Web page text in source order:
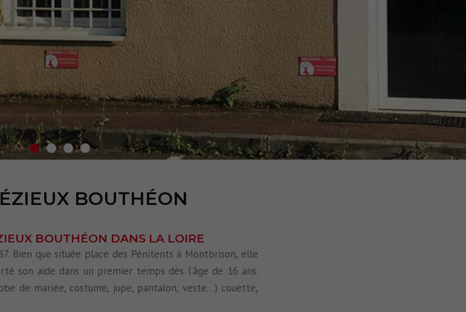
BOUTHÉON
BOUTHÉON DANS LA LOIRE
Bien que située place des Pénitents à Montbrison, elle
son aide dans un premier temps dès l’âge de 16 ans.
de mariée, costume, jupe, pantalon, veste…) couette,